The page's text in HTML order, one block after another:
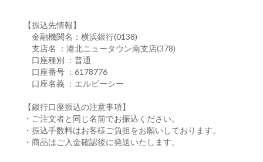
【振込先情報】
金融機関名：横浜銀行(0138)
支店名 ：港北ニュータウン南支店(378)
口座種別 ：普通
口座番号 ：6178776
口座名義 ：エルビーシー
【銀行口座振込の注意事項】
・ご注文者と同じ名前でお振込ください。
・振込手数料はお客様ご負担をお願いしております。
・商品はご入金確認後に発送いたします。